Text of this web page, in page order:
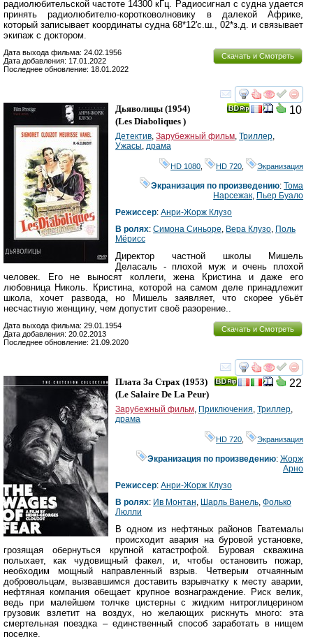
радиолюбительской частоте 14300 кГц. Радиосигнал с судна удается
принять радиолюбителю-коротковолновику в далекой Африке,
который записывает координаты судна 68*12'с.ш., 02*з.д. и связывает
экипаж с доктором.
Скачать и Смотреть
Дата выхода фильма: 24.02.1956
Дата добавления: 17.01.2022
Последнее обновление: 18.01.2022
смотреть
10
Дьяволицы (1954)
(Les Diaboliques )
Детектив, Зарубежный фильм, Триллер,
Ужасы, драма
HD 1080 HD 720 Экранизация
Экранизация по произведению:Тома
Нарсежак, Пьер Буало
Режиссер: Анри-Жорж Клузо
В ролях: Симона Синьоре, Вера Клузо, Поль
Мёрисс
Директор частной школы Мишель
Деласаль - плохой муж и очень плохой
человек. Его не выносят коллеги, жена Кристина и даже его
любовница Николь. Кристина, которой на самом деле принадлежит
школа, хочет развода, но Мишель заявляет, что скорее убьёт
несчастную женщину, чем допустит своё разорение..
Скачать и Смотреть
Дата выхода фильма: 29.01.1954
Дата добавления: 20.02.2013
Последнее обновление: 21.09.2020
смотреть
22
Плата За Страх (1953)
(Le Salaire De La Peur)
Зарубежный фильм Приключения Триллер
драма
HD 720 Экранизация
Экранизация по произведению:Жорж
Арно
Режиссер: Анри-Жорж Клузо
В ролях: Ив Монтан Шарль Ванель Фолько
Люлли
В одном из нефтяных районов Гватемалы
происходит авария на буровой установке,
грозящая обернуться крупной катастрофой. Буровая скважина
полыхает, как чудовищный факел, и, чтобы остановить пожар,
необходим мощный направленный взрыв. Четверым отчаянным
добровольцам, вызвавшимся доставить взрывчатку к месту аварии,
нефтяная компания обещает крупное вознаграждение. Риск велик,
ведь при малейшем толчке цистерны с жидким нитроглицерином
грузовик взлетит на воздух, но желающих рискнуть много: эта
смертельная поездка – единственный способ заработать в нищем
поселке.